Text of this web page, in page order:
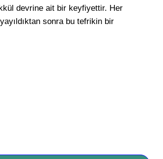
devrine ait bir keyfiyettir. Her
sonra bu tefrikin bir